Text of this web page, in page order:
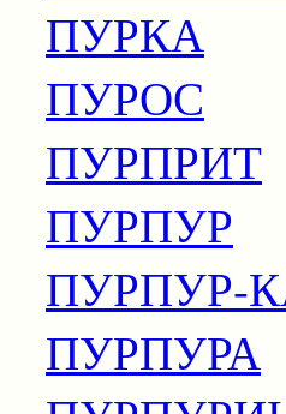
ПУРКА
ПУРОС
ПУРПРИТ
ПУРПУР
ПУРПУР-
ПУРПУРА